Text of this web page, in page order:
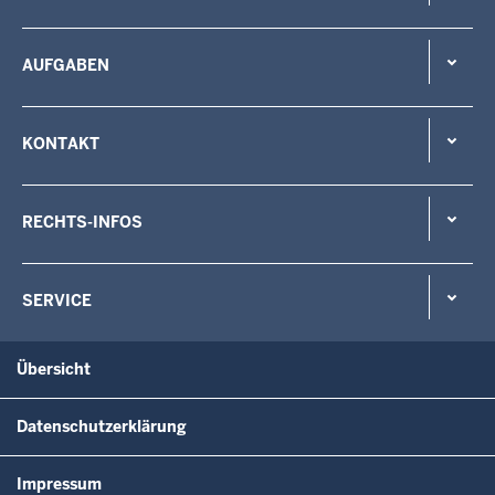
AUFGABEN
KONTAKT
RECHTS-INFOS
SERVICE
Übersicht
Datenschutzerklärung
Impressum